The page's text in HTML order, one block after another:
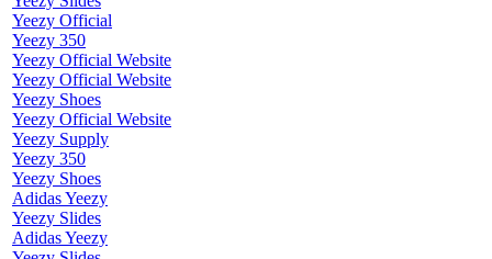
Yeezy Official
Yeezy 350
Yeezy Official Website
Yeezy Official Website
Yeezy Shoes
Yeezy Official Website
Yeezy Supply
Yeezy 350
Yeezy Shoes
Adidas Yeezy
Yeezy Slides
Adidas Yeezy